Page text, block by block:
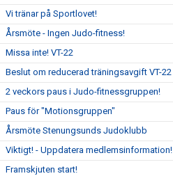
Vi tränar på Sportlovet!
Årsmöte - Ingen Judo-fitness!
Missa inte! VT-22
Beslut om reducerad träningsavgift VT-22
2 veckors paus i Judo-fitnessgruppen!
Paus för "Motionsgruppen"
Årsmöte Stenungsunds Judoklubb
Viktigt! - Uppdatera medlemsinformation!
Framskjuten start!